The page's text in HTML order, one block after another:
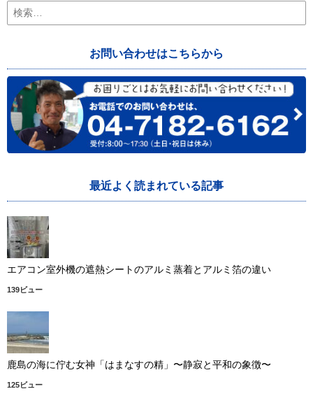
検
索:
お問い合わせはこちらから
最近よく読まれている記事
エアコン室外機の遮熱シートのアルミ蒸着とアルミ箔の違い
139ビュー
鹿島の海に佇む女神「はまなすの精」〜静寂と平和の象徴〜
125ビュー